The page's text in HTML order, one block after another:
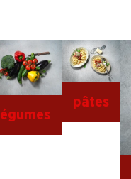
légumes
pâtes